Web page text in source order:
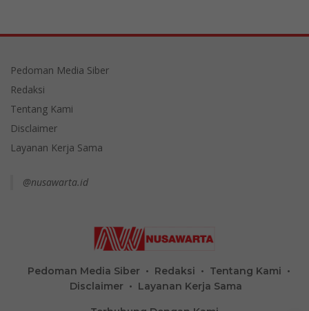
Pedoman Media Siber
Redaksi
Tentang Kami
Disclaimer
Layanan Kerja Sama
@nusawarta.id
Pedoman Media Siber Redaksi
Tentang Kami
Disclaimer
Layanan Kerja Sama